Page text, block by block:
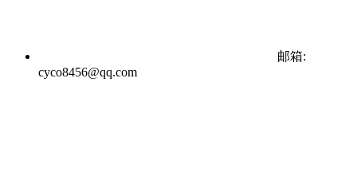
邮箱:
cyco8456@qq.com